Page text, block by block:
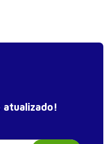
atualizado!